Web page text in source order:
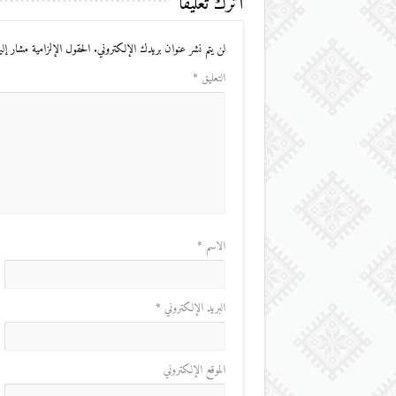
لن يتم نشر عنوان بريدك الإلكتروني. الحقول الإلزامية مشار
التعليق *
الاسم *
البريد الإلكتروني *
الموقع الإلكتروني